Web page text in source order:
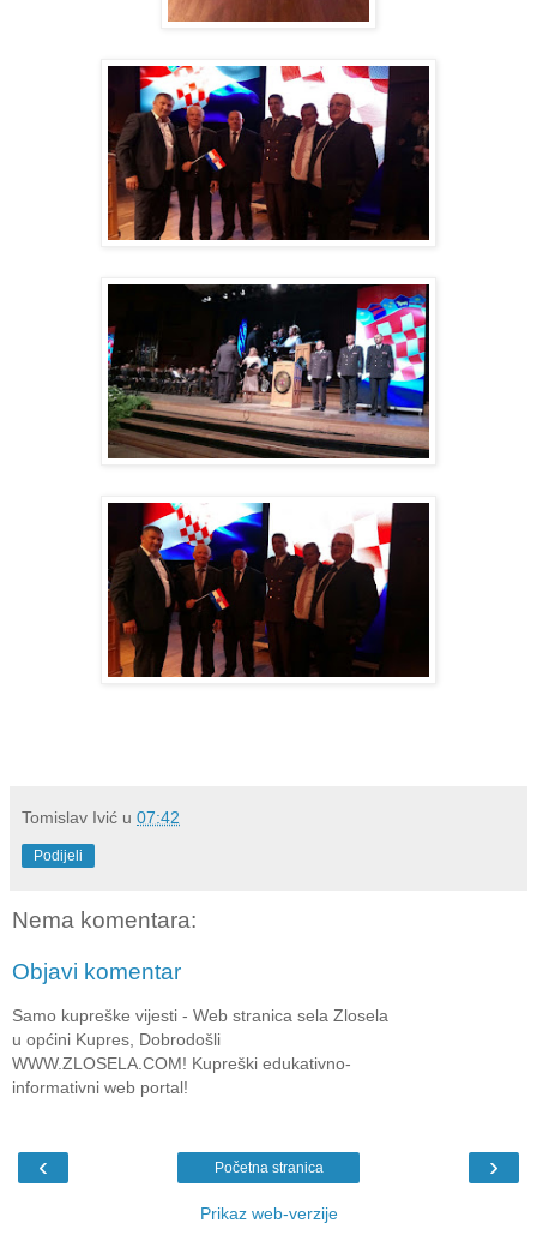
Tomislav Ivić u 07:42
Podijeli
Nema komentara:
Objavi komentar
Samo kupreške vijesti - Web stranica sela Zlosela
u općini Kupres, Dobrodošli
WWW.ZLOSELA.COM! Kupreški edukativno-
informativni web portal!
‹ ›
Početna stranica
Prikaz web-verzije